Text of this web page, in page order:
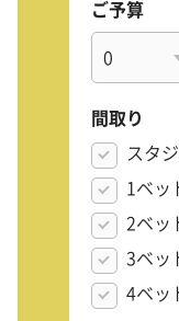
ご予算
間取り
スタ
1ベッ
2ベッ
3ベッ
4ベッ